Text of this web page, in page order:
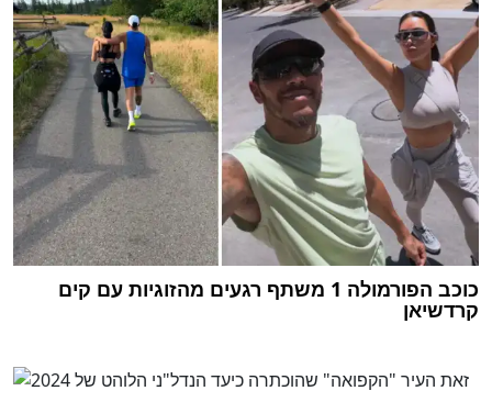
כוכב הפורמולה 1 משתף רגעים מהזוגיות עם קים
קרדשיאן